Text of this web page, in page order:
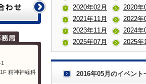
2020年02月
2020年
2021年11月
2022年
2023年11月
2024年
2025年07月
2025年
2016年05月のイベント
精神神経科